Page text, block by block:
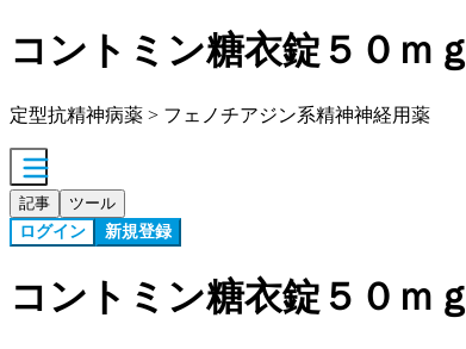
コントミン糖衣錠５０ｍｇ
定型抗精神病薬 > フェノチアジン系精神神経用薬
記事 ツール
ログイン 新規登録
コントミン糖衣錠５０ｍｇ